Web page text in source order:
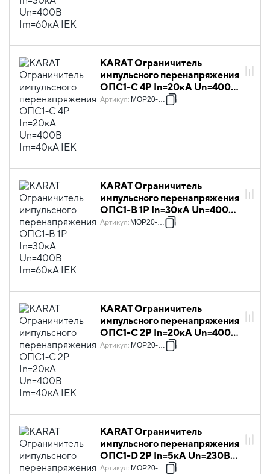
KARAT Ограничитель
импульсного перенапряжения
ОПС1-C 4P In=20кА Un=400В
Im=40кА IEK
Артикул: MOP20-4-C
KARAT Ограничитель
импульсного перенапряжения
ОПС1-B 1P In=30кА Un=400В
Im=60кА IEK
Артикул: MOP20-1-B
KARAT Ограничитель
импульсного перенапряжения
ОПС1-C 2P In=20кА Un=400В
Im=40кА IEK
Артикул: MOP20-2-C
KARAT Ограничитель
импульсного перенапряжения
ОПС1-D 2P In=5кА Un=230В
Im=10кА IEK
Артикул: MOP20-2-D